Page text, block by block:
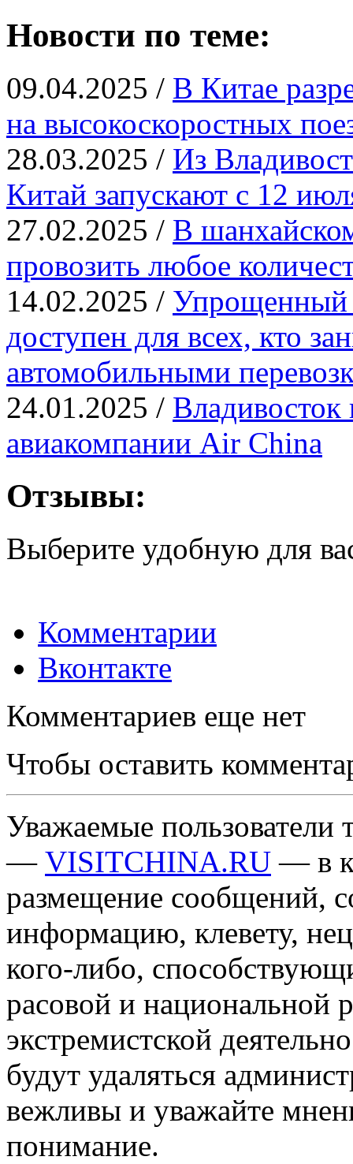
Новости по теме:
09.04.2025 / В Китае
на высокоскоростных
28.03.2025 / Из
Китай запускают с 12
27.02.2025 / В
провозить любое
14.02.2025 / Упрощенный
доступен для всех, кто
автомобильными
24.01.2025 /
авиакомпании Air China
Отзывы:
Выберите удобную для
Комментарии
Вконтакте
Комментариев еще нет
Чтобы оставить
Уважаемые пользователи
— VISITCHINA.RU — в
размещение сообщений,
информацию, клевету,
кого-либо,
расовой и национальной
экстремистской
будут удаляться
вежливы и уважайте
понимание.